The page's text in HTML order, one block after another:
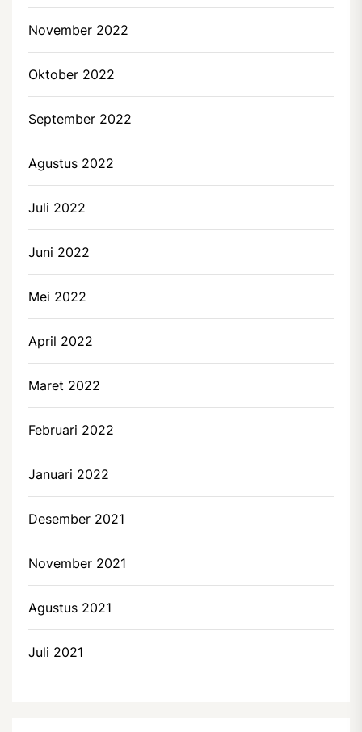
November 2022
Oktober 2022
September 2022
Agustus 2022
Juli 2022
Juni 2022
Mei 2022
April 2022
Maret 2022
Februari 2022
Januari 2022
Desember 2021
November 2021
Agustus 2021
Juli 2021